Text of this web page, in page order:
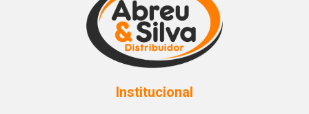
Institucional